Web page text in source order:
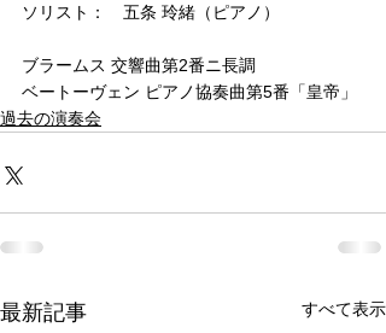
ソリスト：　五条 玲緒（ピアノ）
ブラームス 交響曲第2番ニ長調
ベートーヴェン ピアノ協奏曲第5番「皇帝」
過去の演奏会
最新記事 すべて表示